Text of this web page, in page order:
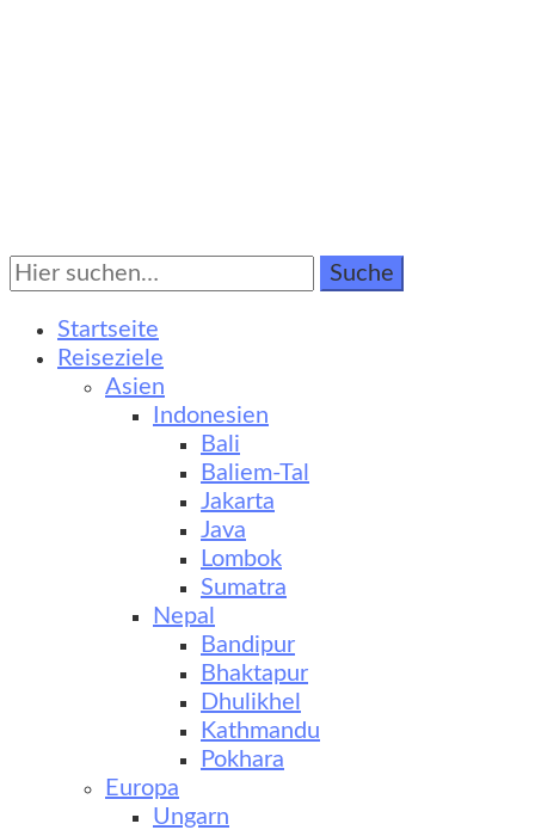
Turkestan Travel
Kultur-, Natur- und Erlebnisreisen
Suche
nach:
Startseite
Reiseziele
Asien
Indonesien
Bali
Baliem-Tal
Jakarta
Java
Lombok
Sumatra
Nepal
Bandipur
Bhaktapur
Dhulikhel
Kathmandu
Pokhara
Europa
Ungarn